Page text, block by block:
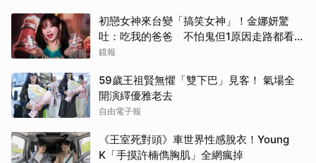
初戀女神來台變「搞笑女神」！金娜妍驚
吐：吃我的爸爸 不怕鬼但1原因走路都看地
上
鏡報
59歲王祖賢無懼「雙下巴」見客！ 氣場全
開演繹優雅老去
自由電子報
《王室死對頭》車世界性感脫衣！Young
K「手摸許楠儁胸肌」全網瘋掉